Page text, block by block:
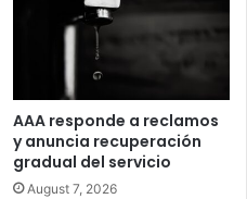
AAA responde a reclamos
y anuncia recuperación
gradual del servicio
August 7, 2026